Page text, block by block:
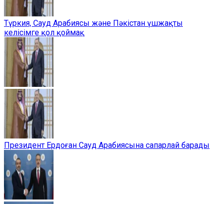
Түркия, Сауд Арабиясы және Пәкістан үшжақты
келісімге қол қоймақ
Президент Ердоған Сауд Арабиясына сапарлай барады